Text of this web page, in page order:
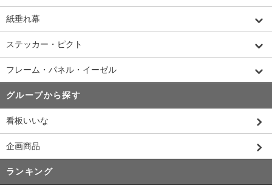
紙垂れ幕
ステッカー・ピクト
フレーム・パネル・イーゼル
グループから探す
看板いいな
企画商品
ランキング